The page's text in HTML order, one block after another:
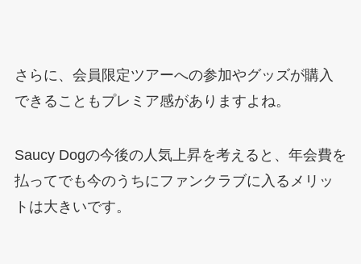
さらに、会員限定ツアーへの参加やグッズが購入
できることもプレミア感がありますよね。
Saucy Dogの今後の人気上昇を考えると、年会費を
払ってでも今のうちにファンクラブに入るメリッ
トは大きいです。